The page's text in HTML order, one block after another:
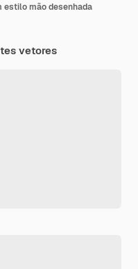
estilo mão desenhada
vetores